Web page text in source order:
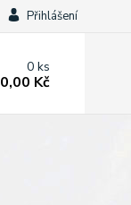
Přihlášení
0ks
0,00 Kč